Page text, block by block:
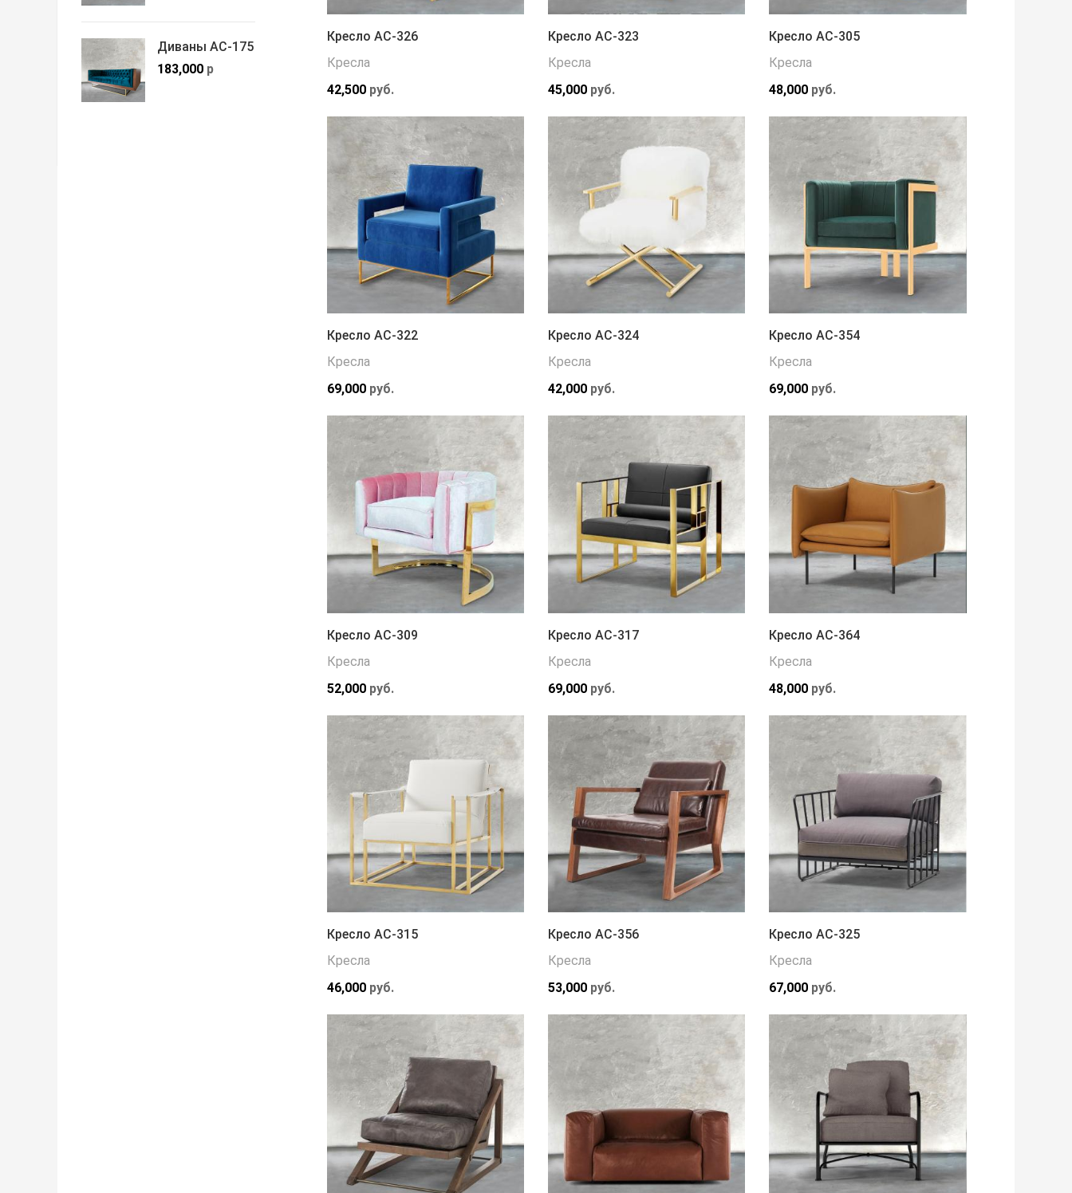
Диваны АС-175
183,000 р
Кресло АС-326
Кресла
42,500руб.
Кресло АС-323
Кресла
45,000руб.
Кресло АС-305
Кресла
48,000 руб.
Кресло АС-322
Кресла
69,000руб.
Кресло АС-324
Кресла
42,000руб.
Кресло АС-354
Кресла
69,000 руб.
Кресло АС-309
Кресла
52,000руб.
Кресло АС-317
Кресла
69,000руб.
Кресло АС-364
Кресла
48,000 руб.
Кресло АС-315
Кресла
46,000руб.
Кресло АС-356
Кресла
53,000руб.
Кресло АС-325
Кресла
67,000 руб.